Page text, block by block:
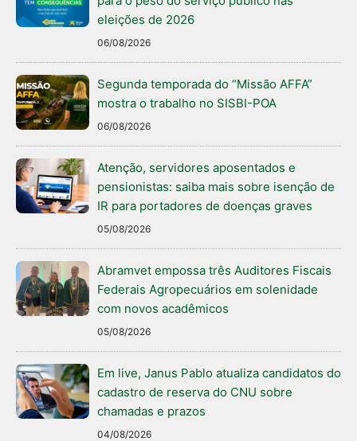
eleições de 2026
06/08/2026
Segunda temporada do “Missão AFFA”
mostra o trabalho no SISBI-POA
06/08/2026
Atenção, servidores aposentados e
pensionistas: saiba mais sobre isenção de
IR para portadores de doenças graves
05/08/2026
Abramvet empossa três Auditores Fiscais
Federais Agropecuários em solenidade
com novos acadêmicos
05/08/2026
Em live, Janus Pablo atualiza candidatos do
cadastro de reserva do CNU sobre
chamadas e prazos
04/08/2026